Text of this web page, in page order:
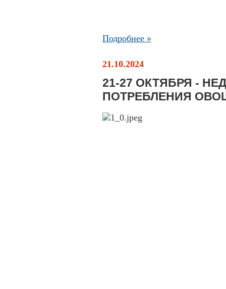
Подробнее »
21.10.2024
21-27 ОКТЯБРЯ -
ПОТРЕБЛЕНИЯ